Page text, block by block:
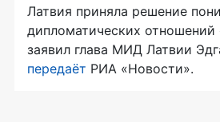
Латвия приняла решение
дипломатических
заявил глава МИД Латвии
передаёт РИА «Новости».